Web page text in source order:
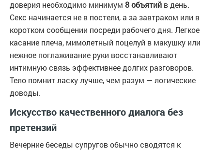
доверия необходимо минимум 8 объятий в день.
Секс начинается не в постели, а за завтраком или в
коротком сообщении посреди рабочего дня. Легкое
касание плеча, мимолетный поцелуй в макушку или
нежное поглаживание руки восстанавливают
интимную связь эффективнее долгих разговоров.
Тело помнит ласку лучше, чем разум — логические
доводы.
Искусство качественного диалога без
претензий
Вечерние беседы супругов обычно сводятся к